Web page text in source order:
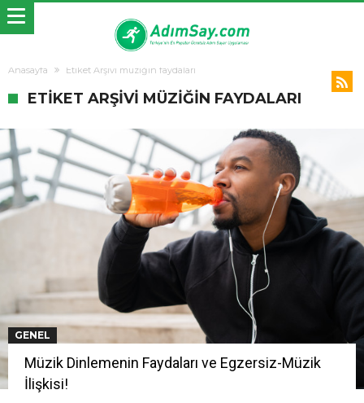
Anasayfa Etiket Arşivi müziğin faydaları
ETIKET ARŞIVI MÜZIĞIN FAYDALARI
GENEL
Müzik Dinlemenin Faydaları ve Egzersiz-Müzik
İlişkisi!